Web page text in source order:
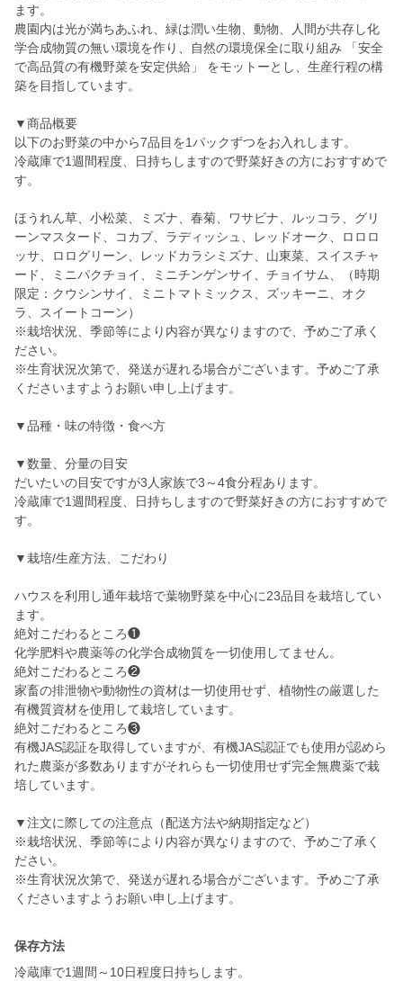
ます。
農園内は光が満ちあふれ、緑は潤い生物、動物、人間が共存し化
学合成物質の無い環境を作り、自然の環境保全に取り組み 「安全
で高品質の有機野菜を安定供給」 をモットーとし、生産行程の構
築を目指しています。
▼商品概要
以下のお野菜の中から7品目を1パックずつをお入れします。
冷蔵庫で1週間程度、日持ちしますので野菜好きの方におすすめで
す。
ほうれん草、小松菜、ミズナ、春菊、ワサビナ、ルッコラ、グリ
ーンマスタード、コカブ、ラディッシュ、レッドオーク、ロロロ
ッサ、ロログリーン、レッドカラシミズナ、山東菜、スイスチャ
ード、ミニパクチョイ、ミニチンゲンサイ、チョイサム、（時期
限定：クウシンサイ、ミニトマトミックス、ズッキーニ、オク
ラ、スイートコーン）
※栽培状況、季節等により内容が異なりますので、予めご了承く
ださい。
※生育状況次第で、発送が遅れる場合がございます。予めご了承
くださいますようお願い申し上げます。
▼品種・味の特徴・食べ方
▼数量、分量の目安
だいたいの目安ですが3人家族で3～4食分程あります。
冷蔵庫で1週間程度、日持ちしますので野菜好きの方におすすめで
す。
▼栽培/生産方法、こだわり
ハウスを利用し通年栽培で葉物野菜を中心に23品目を栽培してい
ます。
絶対こだわるところ❶
化学肥料や農薬等の化学合成物質を一切使用してません。
絶対こだわるところ❷
家畜の排泄物や動物性の資材は一切使用せず、植物性の厳選した
有機質資材を使用して栽培しています。
絶対こだわるところ❸
有機JAS認証を取得していますが、有機JAS認証でも使用が認めら
れた農薬が多数ありますがそれらも一切使用せず完全無農薬で栽
培しています。
▼注文に際しての注意点（配送方法や納期指定など）
※栽培状況、季節等により内容が異なりますので、予めご了承く
ださい。
※生育状況次第で、発送が遅れる場合がございます。予めご了承
保存方法
冷蔵庫で1週間～10日程度日持ちします。